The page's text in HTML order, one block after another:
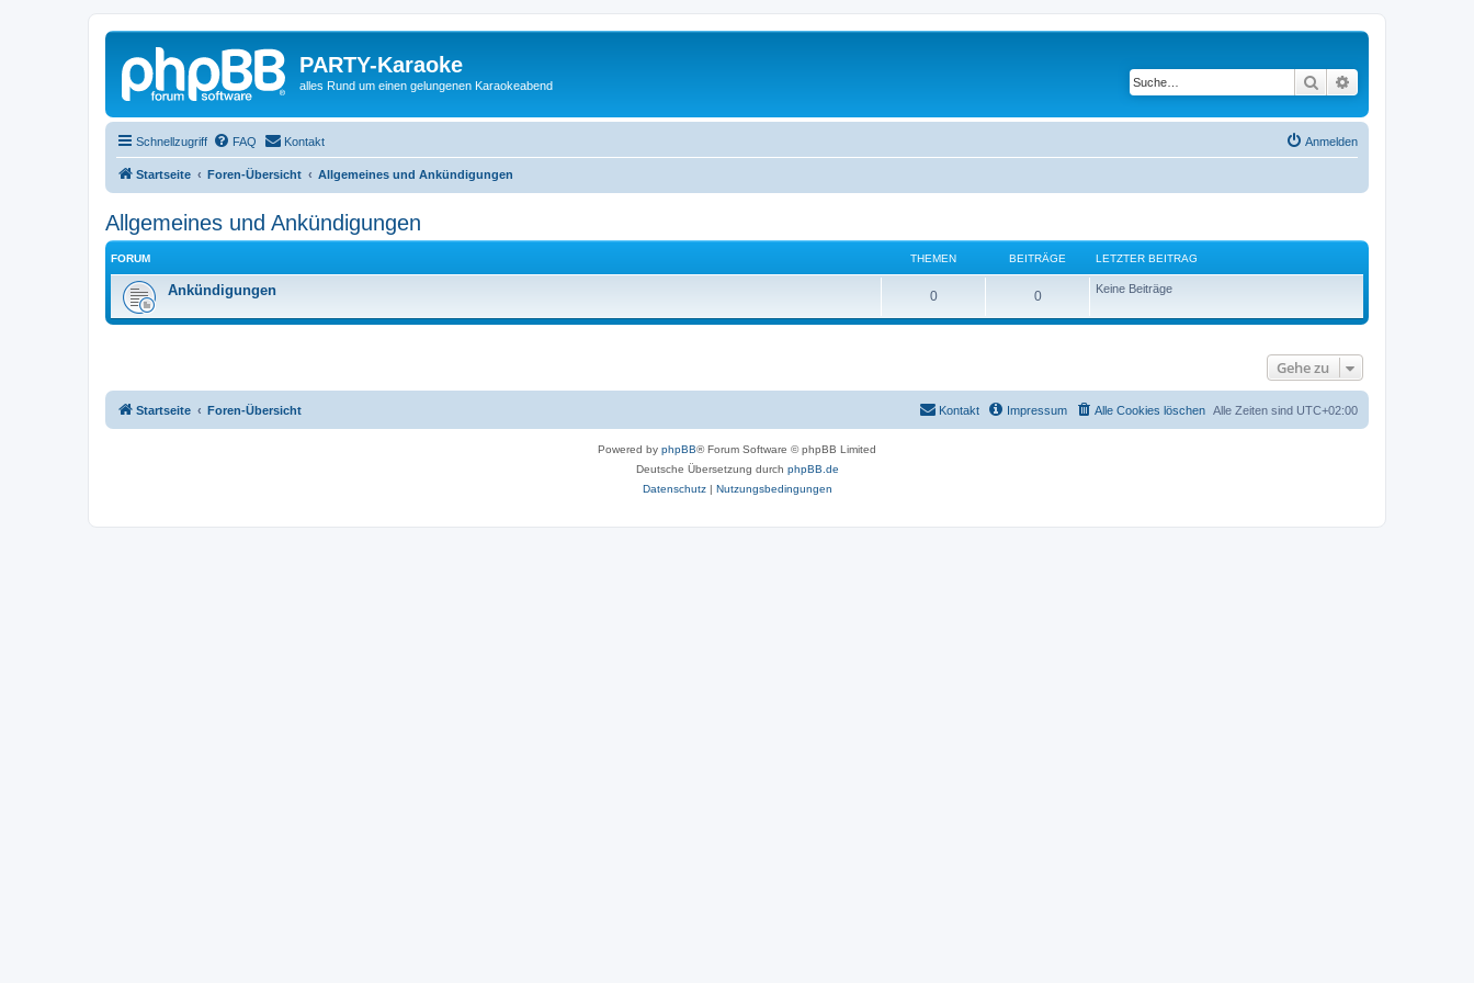
PARTY-Karaoke
alles Rund um einen gelungenen Karaokeabend Suche
Schnellzugriff FAQ Kontakt Anmelden
Startseite Foren-Übersicht Allgemeines und Ankündigungen
Allgemeines und Ankündigungen
FORUM THEMEN BEITRÄGE LETZTER BEITRAG
Ankündigungen 0 0 Keine Beiträge
Gehe zu
Startseite Foren-Übersicht Alle Zeiten sind UTC+02:00
Alle Cookies löschen
Impressum
Kontakt
Powered by phpBB® Forum Software © phpBB Limited
Deutsche Übersetzung durch phpBB.de
Datenschutz| Nutzungsbedingungen